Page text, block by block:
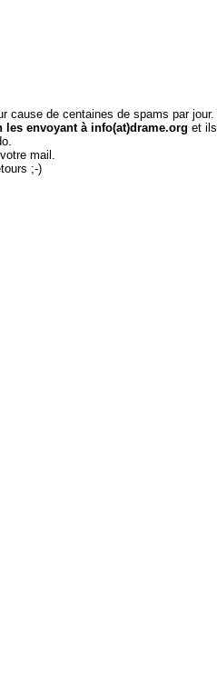
cause de centaines de spams par jour.
les envoyant à info(at)drame.org et ils
mail.
;-)